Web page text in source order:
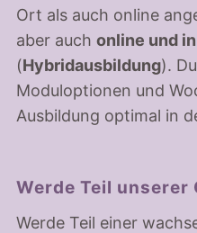
Ort als auch online
aber auch online und
(Hybridausbildung).
Moduloptionen und
Ausbildung optimal in
Werde Teil unserer
Werde Teil einer